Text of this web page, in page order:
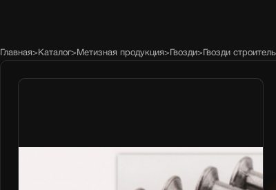
Главная> Каталог> Метизная продукция> Гвозди> Гвозди